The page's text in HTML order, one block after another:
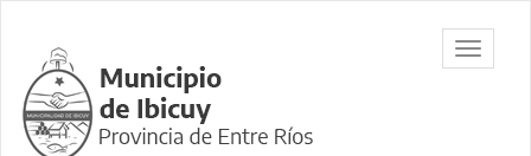
contenido
principal
Municipalidad
de Ibicuy,
Prov. de
Entre Ríos
barra